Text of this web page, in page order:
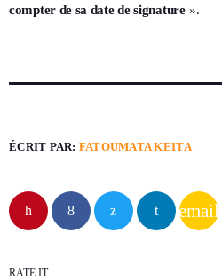
compter de sa date de signature».
ÉCRIT PAR: FATOUMATA KEITA
email
RATE IT